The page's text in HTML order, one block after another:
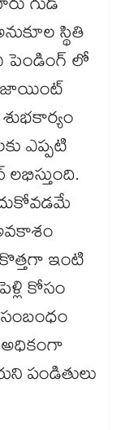
గుడ్
స్థితి
పెండింగ్ లో
జాయింట్
ఎప్పటి
ఇంటి
కోసం
అధికంగా
పండితులు